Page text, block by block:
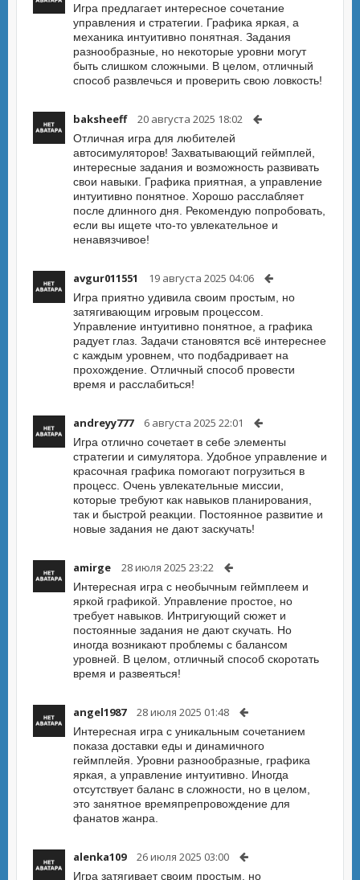
Игра предлагает интересное сочетание
управления и стратегии. Графика яркая, а
механика интуитивно понятная. Задания
разнообразные, но некоторые уровни могут
быть слишком сложными. В целом, отличный
способ развлечься и проверить свою ловкость!
baksheeff 20 августа 2025 18:02
Отличная игра для любителей
автосимуляторов! Захватывающий геймплей,
интересные задания и возможность развивать
свои навыки. Графика приятная, а управление
интуитивно понятное. Хорошо расслабляет
после длинного дня. Рекомендую попробовать,
если вы ищете что-то увлекательное и
ненавязчивое!
avgur011551 19 августа 2025 04:06
Игра приятно удивила своим простым, но
затягивающим игровым процессом.
Управление интуитивно понятное, а графика
радует глаз. Задачи становятся всё интереснее
с каждым уровнем, что подбадривает на
прохождение. Отличный способ провести
время и расслабиться!
andreyy777 6 августа 2025 22:01
Игра отлично сочетает в себе элементы
стратегии и симулятора. Удобное управление и
красочная графика помогают погрузиться в
процесс. Очень увлекательные миссии,
которые требуют как навыков планирования,
так и быстрой реакции. Постоянное развитие и
новые задания не дают заскучать!
amirge 28 июля 2025 23:22
Интересная игра с необычным геймплеем и
яркой графикой. Управление простое, но
требует навыков. Интригующий сюжет и
постоянные задания не дают скучать. Но
иногда возникают проблемы с балансом
уровней. В целом, отличный способ скоротать
время и развеяться!
angel1987 28 июля 2025 01:48
Интересная игра с уникальным сочетанием
показа доставки еды и динамичного
геймплейя. Уровни разнообразные, графика
яркая, а управление интуитивно. Иногда
отсутствует баланс в сложности, но в целом,
это занятное времяпрепровождение для
фанатов жанра.
alenka109 26 июля 2025 03:00
Игра затягивает своим простым, но